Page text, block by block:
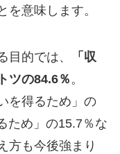
を意味します。
目的では、
「収
ツの84.6％。
を得るため」の
ため」の15.7％な
方も今後強まり